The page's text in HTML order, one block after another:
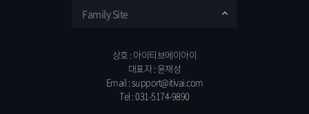
Family Site
상호 : 아이티브에이아이
대표자 : 윤재성
Email :support@itivai.com
Tel :031-5174-9890